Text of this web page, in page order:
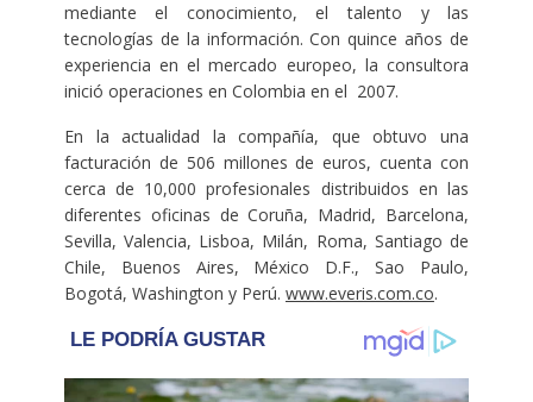
mediante el conocimiento, el talento y las
tecnologías de la información. Con quince años de
experiencia en el mercado europeo, la consultora
inició operaciones en Colombia en el 2007.
En la actualidad la compañía, que obtuvo una
facturación de 506 millones de euros, cuenta con
cerca de 10,000 profesionales distribuidos en las
diferentes oficinas de Coruña, Madrid, Barcelona,
Sevilla, Valencia, Lisboa, Milán, Roma, Santiago de
Chile, Buenos Aires, México D.F., Sao Paulo,
Bogotá, Washington y Perú. www.everis.com.co.